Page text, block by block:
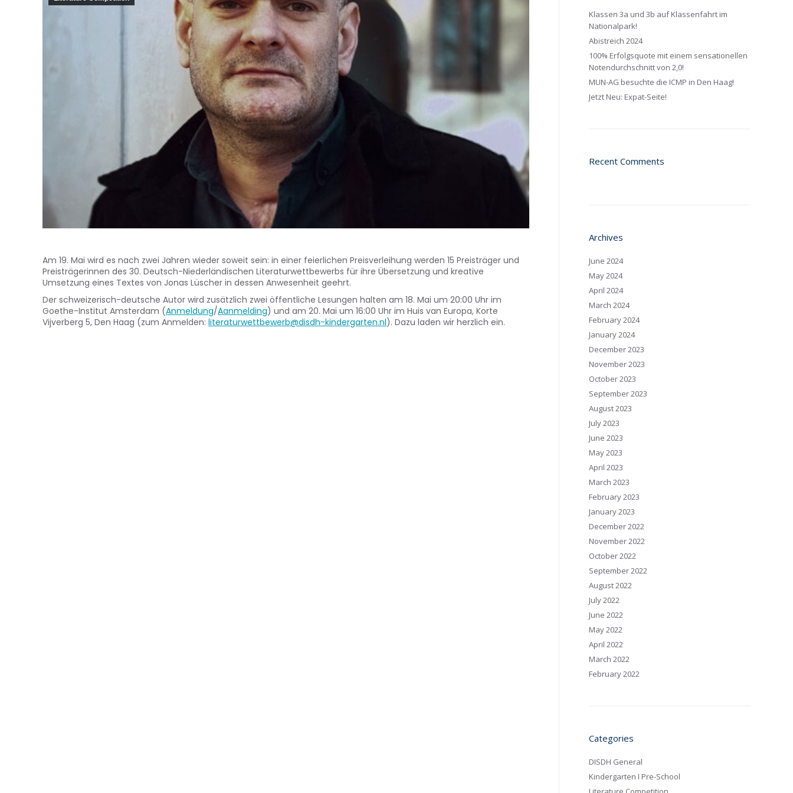
Am 19. Mai wird es nach zwei Jahren wieder soweit sein: in einer feierlichen Preisverleihung werden 15 Preisträger und
Preisträgerinnen des 30. Deutsch-Niederländischen Literaturwettbewerbs für ihre Übersetzung und kreative
Umsetzung eines Textes von Jonas Lüscher in dessen Anwesenheit geehrt.
Der schweizerisch-deutsche Autor wird zusätzlich zwei öffentliche Lesungen halten am 18. Mai um 20:00 Uhr im
Goethe-Institut Amsterdam (Anmeldung/Aanmelding) und am 20. Mai um 16:00 Uhr im Huis van Europa, Korte
Vijverberg 5, Den Haag (zum Anmelden: literaturwettbewerb@disdh-kindergarten.nl). Dazu laden wir herzlich ein.
Klassen 3a und 3b auf Klassenfahrt im
Nationalpark!
Abistreich 2024
100% Erfolgsquote mit einem sensationellen
Notendurchschnitt von 2,0!
MUN-AG besuchte die ICMP in Den Haag!
Jetzt Neu: Expat-Seite!
Recent Comments
Archives
June 2024
May 2024
April 2024
March 2024
February 2024
January 2024
December 2023
November 2023
October 2023
September 2023
August 2023
July 2023
June 2023
May 2023
April 2023
March 2023
February 2023
January 2023
December 2022
November 2022
October 2022
September 2022
August 2022
July 2022
June 2022
May 2022
April 2022
March 2022
February 2022
Categories
DISDH General
Kindergarten I Pre-School